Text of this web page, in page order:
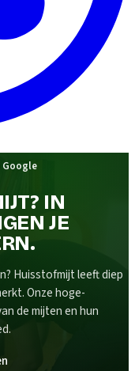
Google
IN
JE
Huisstofmijt leeft diep
Onze hoge-
de mijten en hun